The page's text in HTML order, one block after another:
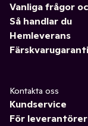
Vanliga frågor
Så handlar du
Hemleverans
Färskvarugaranti
Kontakta oss
Kundservice
För leverantörer